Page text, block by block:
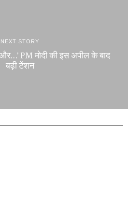
NEXT STORY
PM मोदी की इस अपील के बाद
बढ़ी टेंशन